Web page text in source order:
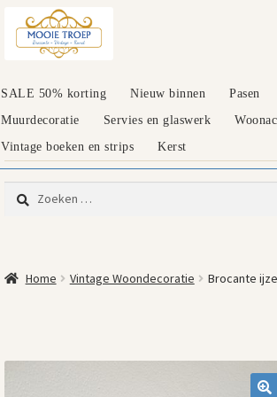
door
naar
SALE 50% korting Nieuw binnen
Pasen
Muurdecoratie
Servies en glaswerk
Vintage boeken en strips
Kerst
Zoeken
naar:
Home Vintage Woondecoratie Brocante